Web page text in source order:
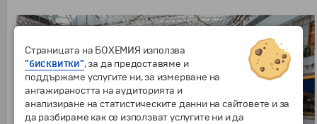
Страницата на БОХЕМИЯ използва
"бисквитки", за да предоставяме и
поддържаме услугите ни, за измерване на
ангажираността на аудиторията и
анализиране на статистическите данни на сайтовете и за
да разбираме как се използват услугите ни и да